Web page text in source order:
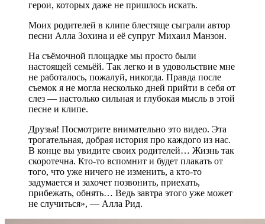
герои, которых даже не пришлось искать.
Моих родителей в клипе блестяще сыграли автор
песни Алла Зохина и её супруг Михаил Манзон.
На съёмочной площадке мы просто были
настоящей семьёй. Так легко и в удовольствие мне
не работалось, пожалуй, никогда. Правда после
съемок я не могла несколько дней прийти в себя от
слез — настолько сильная и глубокая мысль в этой
песне и клипе.
Друзья! Посмотрите внимательно это видео. Эта
трогательная, добрая история про каждого из нас.
В конце вы увидите своих родителей… Жизнь так
скоротечна. Кто-то вспомнит и будет плакать от
того, что уже ничего не изменить, а кто-то
задумается и захочет позвонить, приехать,
прибежать, обнять… Ведь завтра этого уже может
не случиться», — Алла Рид.